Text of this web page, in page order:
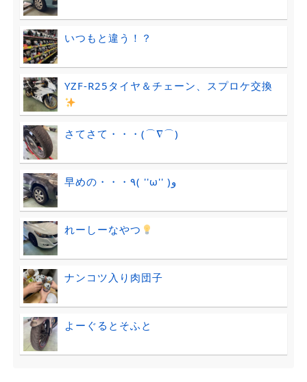
いつもと違う！？
YZF-R25タイヤ＆チェーン、スプロケ交換
さてさて・・・(⌒∇⌒)
早めの・・・٩( ''ω'' )و
れーしーなやつ
ナンコツ入り肉団子
よーぐるとそふと